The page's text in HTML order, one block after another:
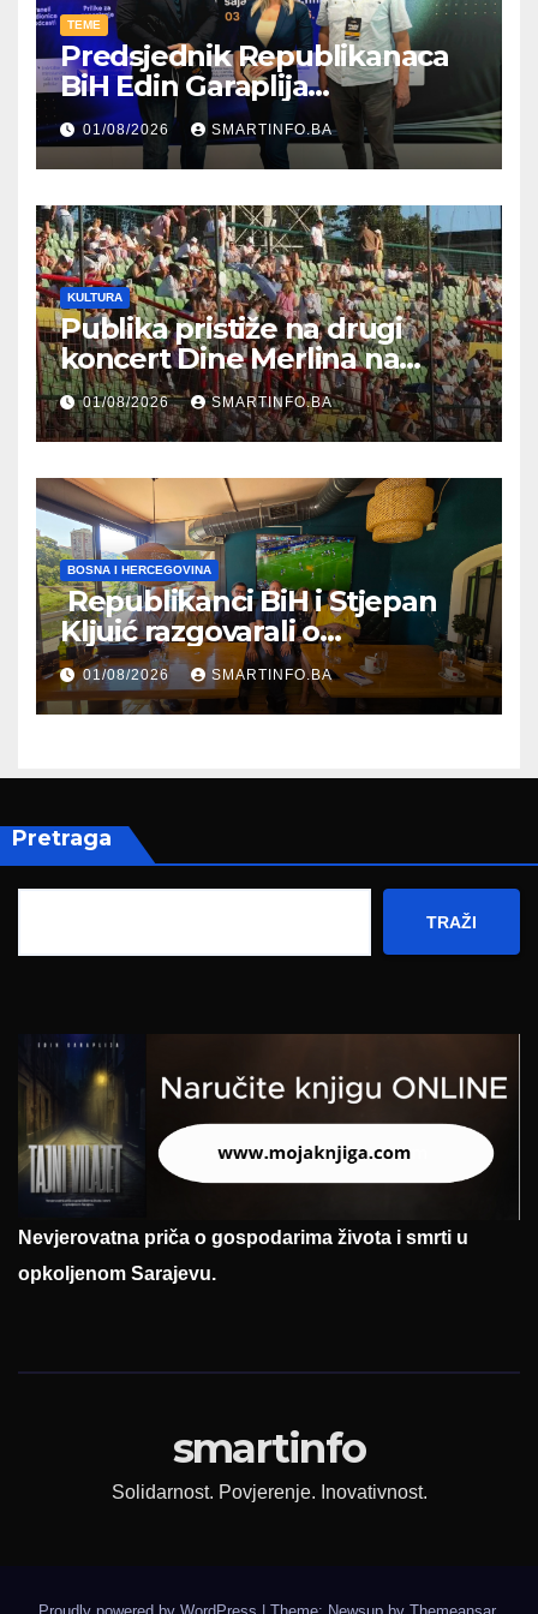
TEME
Predsjednik Republikanaca
BiH Edin Garaplija
prisustvovao prezentaciji
Federalnog sajma
zapošljavanja
01/08/2026 SMARTINFO.BA
KULTURA
Publika pristiže na drugi
koncert Dine Merlina na
Koševu
01/08/2026 SMARTINFO.BA
BOSNA I HERCEGOVINA
Republikanci BiH i Stjepan
Kljuić razgovarali o
evropskom putu Bosne i
Hercegovine
01/08/2026 SMARTINFO.BA
Pretraga
TRAŽI
Nevjerovatna priča o gospodarima života i smrti u
opkoljenom Sarajevu.
smartinfo
Solidarnost. Povjerenje. Inovativnost.